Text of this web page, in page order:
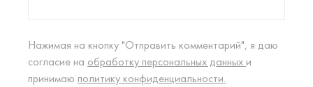
Нажимая на кнопку "Отправить комментарий", я даю
согласие на обработку персональных данных и
принимаю политику конфиденциальности.